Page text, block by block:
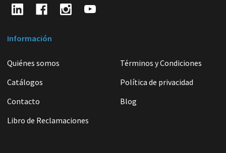
Información
Quiénes somos
Catálogos
Contacto
Libro de Reclamaciones
Términos y Condiciones
Política de privacidad
Blog